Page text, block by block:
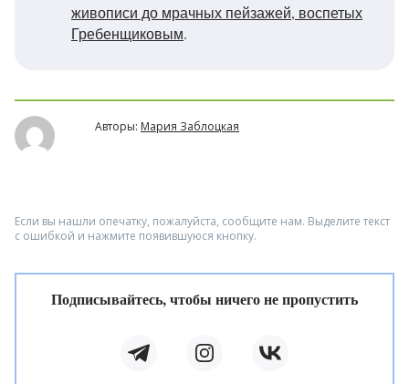
живописи до мрачных пейзажей, воспетых
Гребенщиковым.
Авторы: Мария Заблоцкая
Если вы нашли опечатку, пожалуйста, сообщите нам. Выделите текст
с ошибкой и нажмите появившуюся кнопку.
Подписывайтесь, чтобы ничего не пропустить